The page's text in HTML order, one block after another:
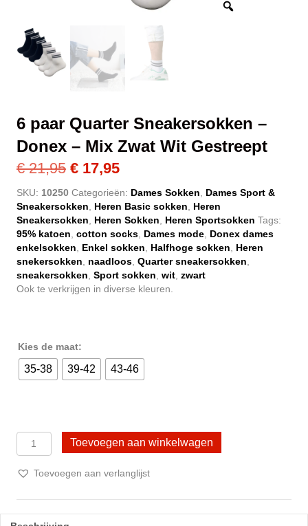
6 paar Quarter Sneakersokken –
Donex – Mix Zwat Wit Gestreept
€21,95 Oorspronkelijke
prijs
was:
€ 21,95.
€ 17,95Huidige
prijs
is:
€ 17,95.
SKU: 10250 Categorieën: Dames Sokken
Dames Sport &
Sneakersokken
Heren Basic sokken
Heren
Sneakersokken
Heren Sokken Heren Sportsokken Tags:
95% katoen cotton socks Dames mode Donex dames
enkelsokken
Enkel sokken Halfhoge sokken
Heren
snekersokken
naadloos Quarter sneakersokken
sneakersokken Sport sokken wit zwart
Ook te verkrijgen in diverse kleuren.
Kies de maat:
35-38 39-42 43-46
paar
Sneakersokken
Toevoegen aan winkelwagen
Toevoegen aan verlanglijst